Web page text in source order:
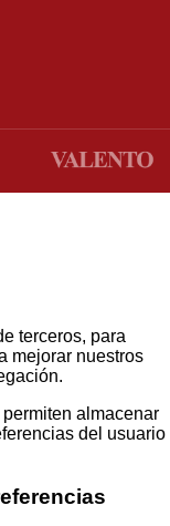
terceros, para
mejorar nuestros
almacenar
del usuario